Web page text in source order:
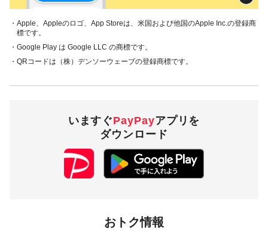
注意事項
キャンペーンの適用について
が同時開催する他の総付キャンペーンの中で、付与され
複適用されることはありません。
本キャンペーンが適用される場合に、PayPay株式会社が
ときにはそれらも適用されますが、1回のお支払いについ
てのPayPayボーナスの付与率は、合計で支払額の66.5％
が上限です（仮にそれぞれ適用すると合計66.5％を超え
（2020年9月1日～2022年3月31日）のお支払いに適用さ
れるものであり、2022年4月1日以降は変更予定です。
・Apple、Appleのロゴ、App Storeは、米国および他国のApple Inc.の登録商
標です。
・Google Play は Google LLC の商標です。
・QRコードは（株）デンソーウェーブの登録商標です。
いますぐPayPayアプリを
ダウンロード
おトク情報